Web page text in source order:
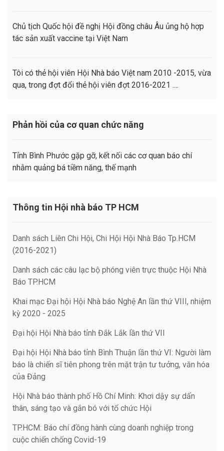
Chủ tịch Quốc hội đề nghị Hội đồng châu Âu ủng hộ hợp
tác sản xuất vaccine tại Việt Nam
Tôi có thẻ hội viên Hội Nhà báo Việt nam 2010 -2015, vừa
qua, trong đợt đổi thẻ hội viên đợt 2016-2021 ....
Phản hồi của cơ quan chức năng
Tỉnh Bình Phước gặp gỡ, kết nối các cơ quan báo chí
nhằm quảng bá tiềm năng, thế mạnh
Thông tin Hội nhà báo TP HCM
Danh sách Liên Chi Hội, Chi Hội Hội Nhà Báo Tp.HCM
(2016-2021)
Danh sách các câu lạc bộ phóng viên trực thuộc Hội Nhà
Báo TP.HCM
Khai mạc Đại hội Hội Nhà báo Nghệ An lần thứ VIII, nhiệm
kỳ 2020 - 2025
Đại hội Hội Nhà báo tỉnh Đắk Lắk lần thứ VII
Đại hội Hội Nhà báo tỉnh Bình Thuận lần thứ VI: Người làm
báo là chiến sĩ tiên phong trên mặt trận tư tưởng, văn hóa
của Đảng
Hội Nhà báo thành phố Hồ Chí Minh: Khơi dậy sự dấn
thân, sáng tạo và gắn bó với tổ chức Hội
TP.HCM: Báo chí đồng hành cùng doanh nghiệp trong
cuộc chiến chống Covid-19